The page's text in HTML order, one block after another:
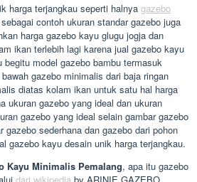
harga terjangkau seperti halnya gazebo
sebagai contoh ukuran standar gazebo juga
harga gazebo kayu glugu jogja dan
ikan terlebih lagi karena jual gazebo kayu
model gazebo bambu termasuk
gazebo minimalis dari baja ringan
diatas kolam ikan untuk satu hal harga
ukuran gazebo yang ideal dan ukuran
gazebo yang ideal selain gambar gazebo
gazebo sederhana dan gazebo dari pohon
gazebo kayu desain unik harga terjangkau.
Kayu Minimalis Pemalang, apa itu gazebo
dari wikipedia by ARINIE GAZEBO.